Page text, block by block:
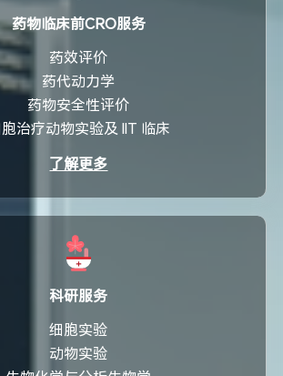
药物临床前CRO服务
药效评价
药代动力学
药物安全性评价
治疗动物实验及 IIT 临床
了解更多
科研服务
细胞实验
动物实验